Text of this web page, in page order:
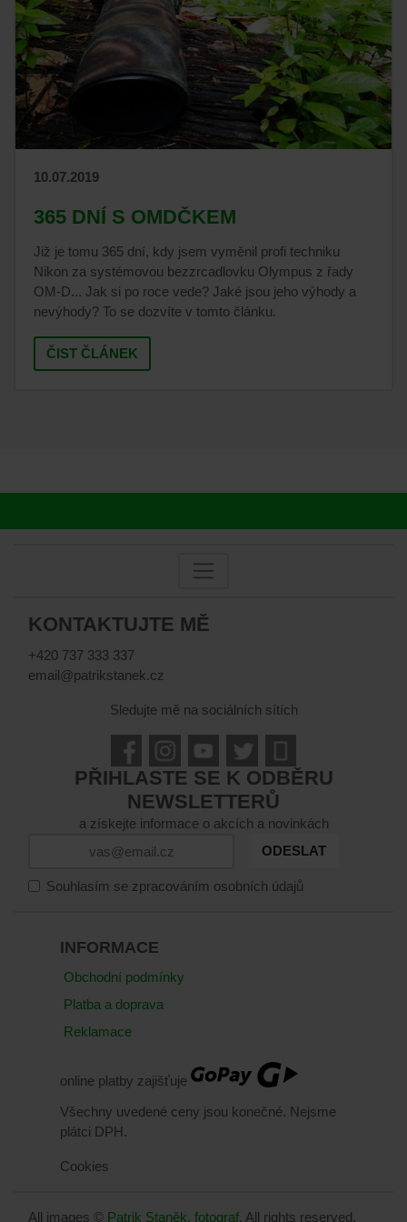
10.07.2019
365 DNÍ S OMDČKEM
Již je tomu 365 dní, kdy jsem vyměnil profi techniku
Nikon za systémovou bezzrcadlovku Olympus z řady
OM-D... Jak si po roce vede? Jaké jsou jeho výhody a
nevýhody? To se dozvíte v tomto článku.
ČIST ČLÁNEK
KONTAKTUJTE MĚ
+420 737 333 337
email@patrikstanek.cz
Sledujte mě na sociálních sítích
PŘIHLASTE SE K ODBĚRU
NEWSLETTERŮ
a získejte informace o akcích a novinkách
ODESLAT
Souhlasím se zpracováním osobních údajů
INFORMACE
Obchodní podmínky
Platba a doprava
Reklamace
online platby zajišťuje
Všechny uvedené ceny jsou konečné. Nejsme
plátci DPH.
Cookies
All images © Patrik Staněk, fotograf. All rights reserved.